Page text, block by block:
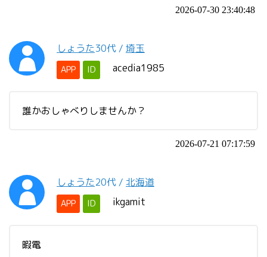
2026-07-30 23:40:48
しょうた30代 / 埼玉
APP ID acedia1985
誰かおしゃべりしませんか？
2026-07-21 07:17:59
しょうた20代 / 北海道
APP ID ikgamit
暇電